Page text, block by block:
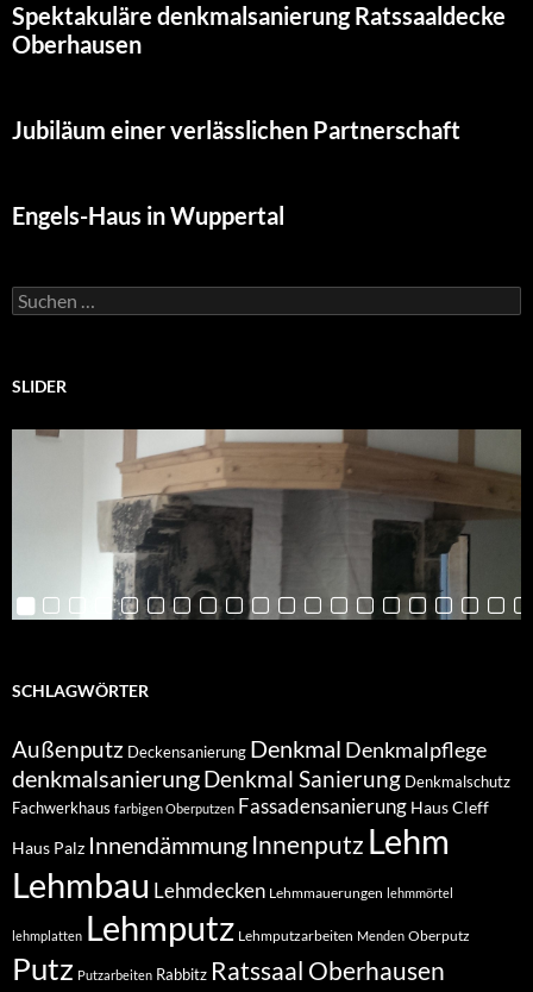
Spektakuläre denkmalsanierung Ratssaaldecke
Oberhausen
Jubiläum einer verlässlichen Partnerschaft
Engels-Haus in Wuppertal
Suchen
nach:
SLIDER
SCHLAGWÖRTER
Außenputz Deckensanierung Denkmal Denkmalpflege
denkmalsanierungDenkmal Sanierung Denkmalschutz
Fachwerkhaus farbigen Oberputzen Fassadensanierung Haus Cleff
Haus Palz Innendämmung Innenputz Lehm
Lehmbau Lehmdecken Lehmmauerungen lehmmörtel
lehmplatten Lehmputz Lehmputzarbeiten Menden Oberputz
Putz Putzarbeiten Rabbitz Ratssaal Oberhausen